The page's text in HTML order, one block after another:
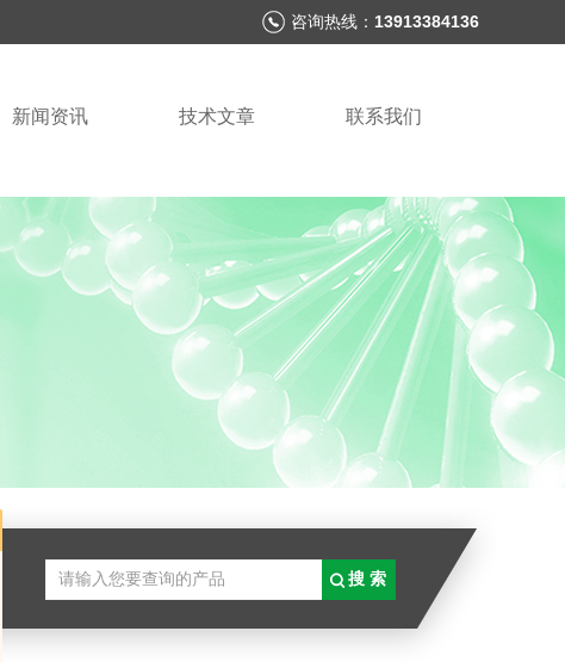
咨询热线： 13913384136
新闻资讯 技术文章 联系我们